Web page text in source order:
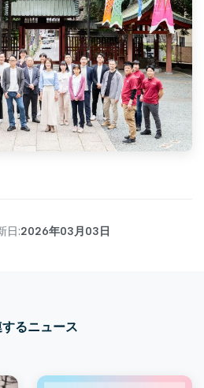
日:2026年03月03日
するニュース